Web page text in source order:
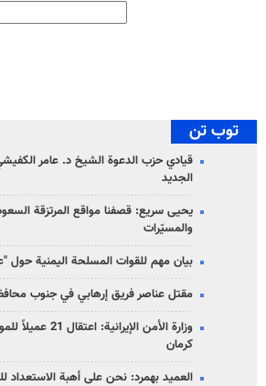
توب تن
قيادي حزب الدعوة الشيخ د. عامر
الجديد
يحيى سريع: قصفنا مواقع المرتزقة
والمسيّرات
بيان مهم للقوات المسلحة اليمنية حول
مقتل عناصر فريق إرهابي في جنوب
كرمان
العميد بهمرد: نحن على أهبة الاستعداد